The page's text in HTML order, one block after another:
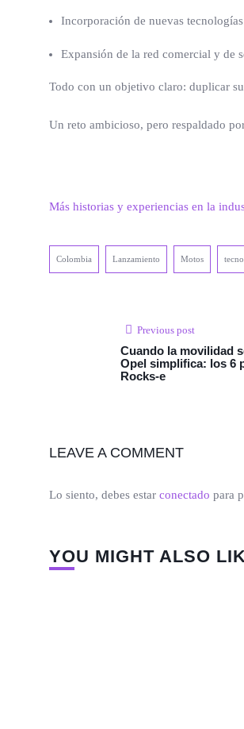
Incorporación de nuevas tecnologías
Expansión de la red comercial y de
Todo con un objetivo claro: duplicar
Un reto ambicioso, pero respaldado
Más historias y experiencias en la
Colombia Lanzamiento Motos
Previous post
Cuando la movilidad
Opel simplifica: los 6
Rocks-e
LEAVE A COMMENT
Lo siento, debes estar conectado para
YOU MIGHT ALSO